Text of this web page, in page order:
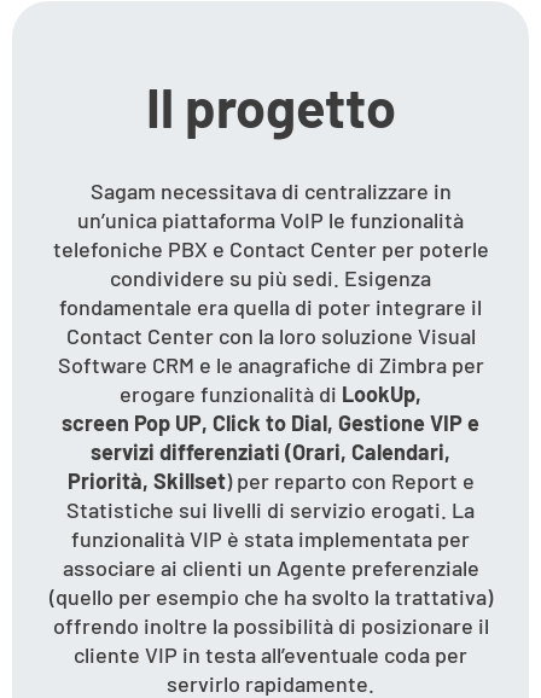
Il progetto
Sagam necessitava di centralizzare in
un’unica piattaforma VoIP le funzionalità
telefoniche PBX e Contact Center per poterle
condividere su più sedi. Esigenza
fondamentale era quella di poter integrare il
Contact Center con la loro soluzione Visual
Software CRM e le anagrafiche di Zimbra per
erogare funzionalità di LookUp,
screen Pop UP, Click to Dial, Gestione VIP e
servizi differenziati (Orari, Calendari,
Priorità, Skillset) per reparto con Report e
Statistiche sui livelli di servizio erogati. La
funzionalità VIP è stata implementata per
associare ai clienti un Agente preferenziale
(quello per esempio che ha svolto la trattativa)
offrendo inoltre la possibilità di posizionare il
cliente VIP in testa all’eventuale coda per
servirlo rapidamente.